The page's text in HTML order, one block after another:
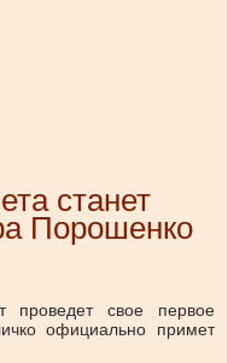
станет
Порошенко
проведет свое первое
официально примет